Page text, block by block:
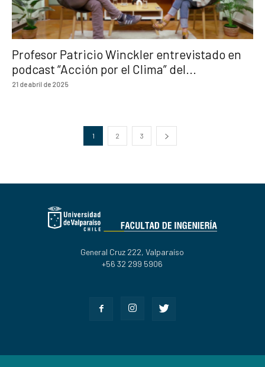
Profesor Patricio Winckler entrevistado en
podcast “Acción por el Clima” del...
21 de abril de 2025
1 2 3
General Cruz 222, Valparaíso
+56 32 299 5906